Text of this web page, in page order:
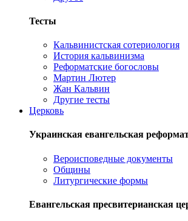
Тесты
Кальвинистская сотериология
История кальвинизма
Реформатские богословы
Мартин Лютер
Жан Кальвин
Другие тесты
Церковь
Украинская евангельская
Вероисповедные документы
Общины
Литургические формы
Евангельская пресвитерианская